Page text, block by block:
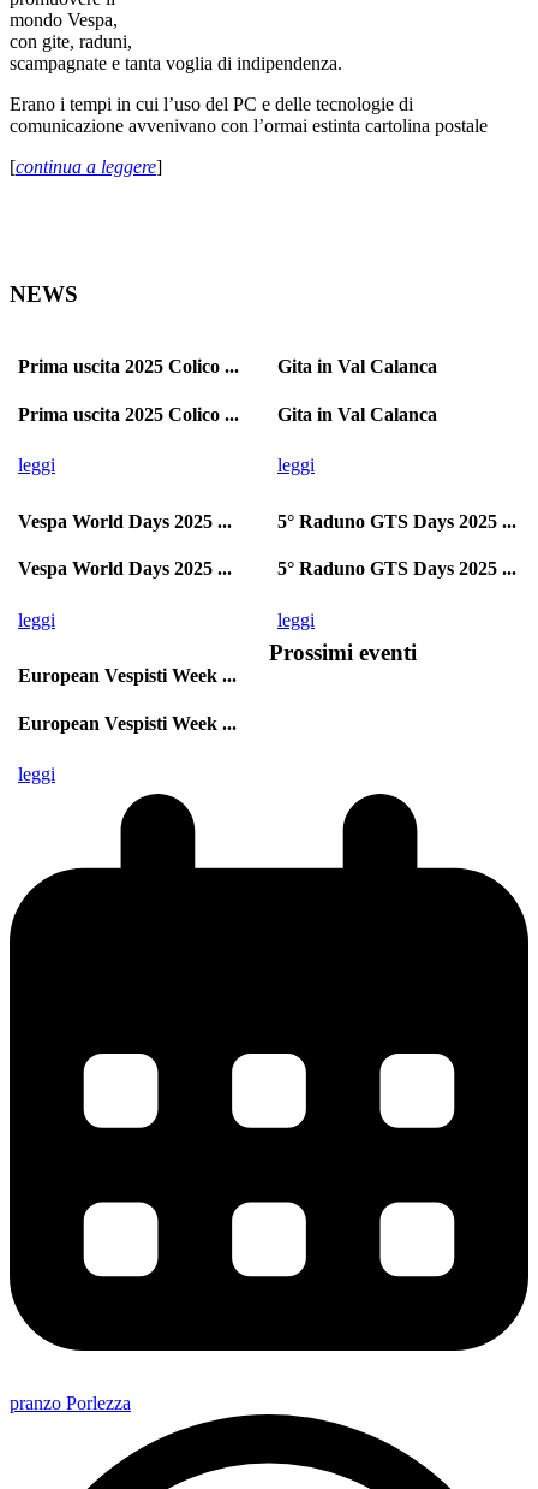
mondo Vespa,
con gite, raduni,
scampagnate e tanta voglia di indipendenza.
Erano i tempi in cui l’uso del PC e delle tecnologie di
comunicazione avvenivano con l’ormai estinta cartolina postale
[continua a leggere]
NEWS
Prima uscita 2025 Colico ...
Prima uscita 2025 Colico ...
leggi
Gita in Val Calanca
Gita in Val Calanca
leggi
Vespa World Days 2025 ...
Vespa World Days 2025 ...
leggi
5° Raduno GTS Days 2025 ...
5° Raduno GTS Days 2025 ...
leggi
European Vespisti Week ...
European Vespisti Week ...
leggi
Prossimi eventi
pranzo Porlezza